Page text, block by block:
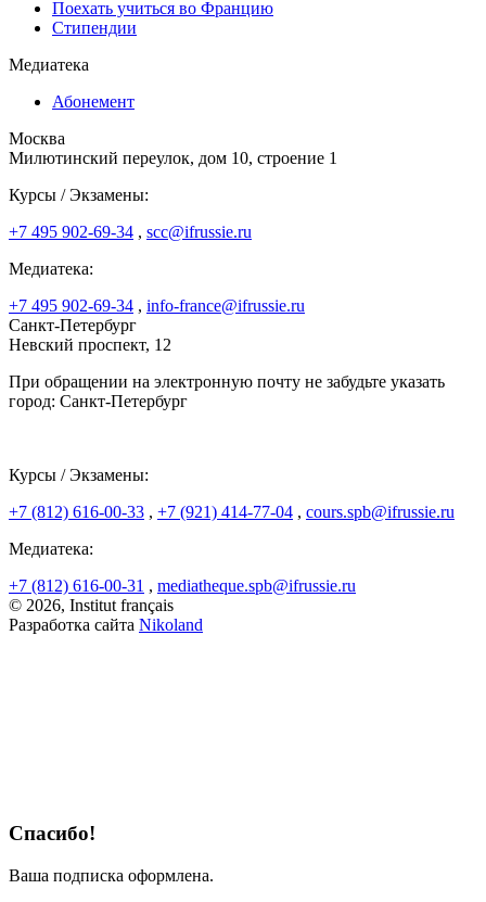
Поехать учиться во Францию
Стипендии
Медиатека
Абонемент
Москва
Милютинский переулок, дом 10, строение 1
Курсы / Экзамены:
+7 495 902-69-34 , scc@ifrussie.ru
Медиатека:
+7 495 902-69-34 , info-france@ifrussie.ru
Санкт-Петербург
Невский проспект, 12
При обращении на электронную почту не забудьте указать
город: Санкт-Петербург
Курсы / Экзамены:
+7 (812) 616-00-33 , +7 (921) 414-77-04 , cours.spb@ifrussie.ru
Медиатека:
+7 (812) 616-00-31 , mediatheque.spb@ifrussie.ru
© 2026, Institut français
Разработка сайта Nikoland
Спасибо!
Ваша подписка оформлена.